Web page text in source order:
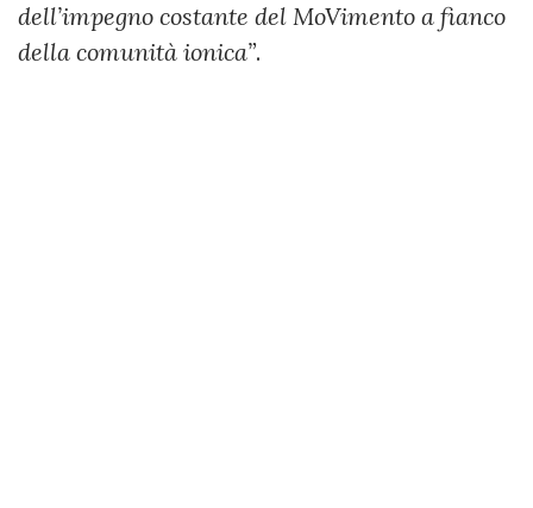
dell’impegno costante del MoVimento a fianco
della comunità ionica”.